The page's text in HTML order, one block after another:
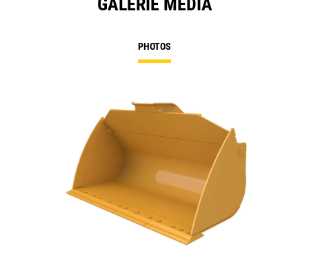
GALERIE MÉDIA
PHOTOS